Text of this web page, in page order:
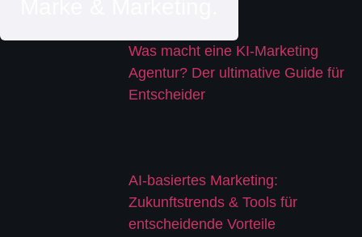
Was macht eine KI-Marketing
Agentur? Der ultimative Guide für
Entscheider
AI-basiertes Marketing:
Zukunftstrends & Tools für
entscheidende Vorteile